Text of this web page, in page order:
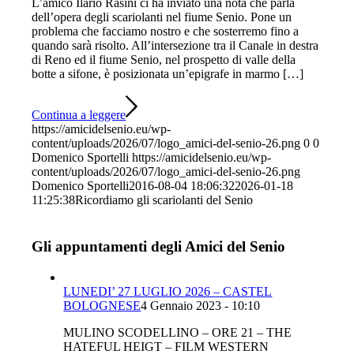
L’amico Ilario Rasini ci ha inviato una nota che parla
dell’opera degli scariolanti nel fiume Senio. Pone un
problema che facciamo nostro e che sosterremo fino a
quando sarà risolto. All’intersezione tra il Canale in destra
di Reno ed il fiume Senio, nel prospetto di valle della
botte a sifone, è posizionata un’epigrafe in marmo […]
Continua a leggere
https://amicidelsenio.eu/wp-
content/uploads/2026/07/logo_amici-del-senio-26.png 0 0
Domenico Sportelli https://amicidelsenio.eu/wp-
content/uploads/2026/07/logo_amici-del-senio-26.png
Domenico Sportelli2016-08-04 18:06:322026-01-18
11:25:38Ricordiamo gli scariolanti del Senio
Gli appuntamenti degli Amici del Senio
LUNEDI’ 27 LUGLIO 2026 – CASTEL
BOLOGNESE4 Gennaio 2023 - 10:10
MULINO SCODELLINO – ORE 21 – THE
HATEFUL HEIGT – FILM WESTERN